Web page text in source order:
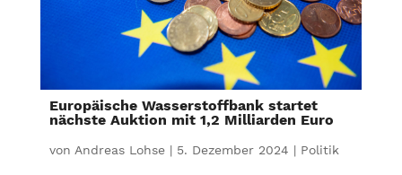
Europäische Wasserstoffbank startet
nächste Auktion mit 1,2 Milliarden Euro
von Andreas Lohse| 5. Dezember 2024 | Politik